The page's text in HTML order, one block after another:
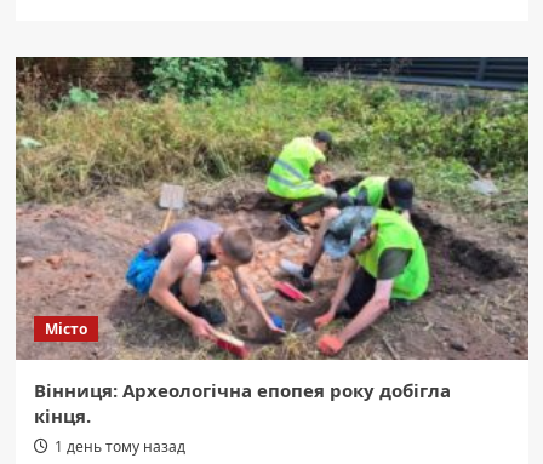
Місто
Вінниця: Археологічна епопея року добігла
кінця.
1 день тому назад